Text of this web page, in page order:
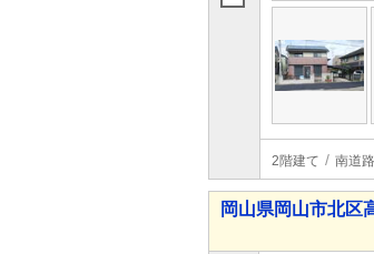
2階建て 南道路
岡山県岡山市北区